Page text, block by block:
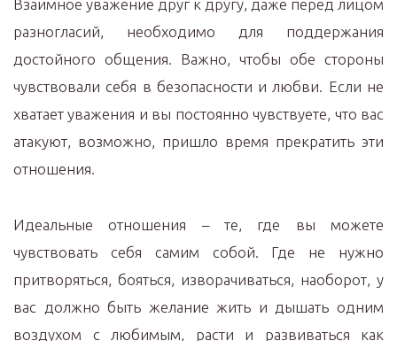
Взаимное уважение друг к другу, даже перед лицом
разногласий, необходимо для поддержания
достойного общения. Важно, чтобы обе стороны
чувствовали себя в безопасности и любви. Если не
хватает уважения и вы постоянно чувствуете, что вас
атакуют, возможно, пришло время прекратить эти
отношения.
Идеальные отношения – те, где вы можете
чувствовать себя самим собой. Где не нужно
притворяться, бояться, изворачиваться, наоборот, у
вас должно быть желание жить и дышать одним
воздухом с любимым, расти и развиваться как